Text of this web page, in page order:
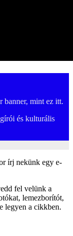
banner, mint ez itt.
és kulturális
írj nekünk egy e-
fel velünk a
lemezborítót,
legyen a cikkben.